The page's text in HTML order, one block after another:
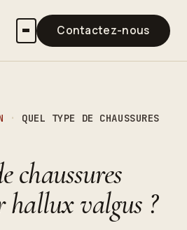
Contactez-nous
·
QUEL TYPE DE CHAUSSURES
chaussures
hallux valgus ?